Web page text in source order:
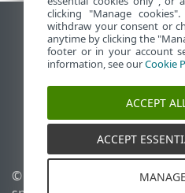
Zobraziť stránku ako
End of Life
Databáza znalostí ESET
ESET Fórum
ESET Status Portal
Technická podpora
© 1992 - 2026 ESET,
clicking "Manage
withdraw your consent or
anytime by clicking the
footer or in your account
information, see ourCookie
ACCEPT
ACCEPT